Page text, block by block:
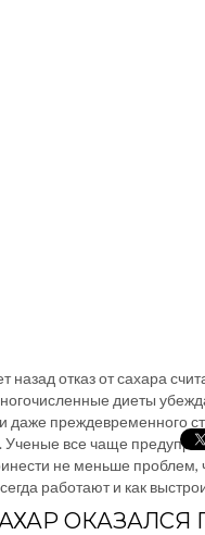
назад отказ от сахара
диеты
даже преждевременного
Ученые все чаще
не меньше
работают и как
ОКАЗАЛСЯ